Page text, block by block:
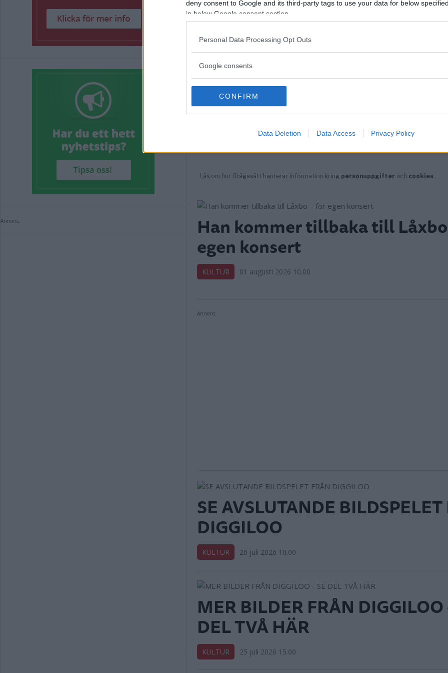
deny consent to Google and its third-party tags to use your data for below
in below Google consent section.
Personal Data Processing Opt Outs
Google consents
CONFIRM
Data Deletion Data Access Privacy Policy
Annons: Han kommer tillbaka till
egen konsert
KULTUR 01 augusti 2026 10.00
Annons:
SE AVSLUTANDE
DIGGILOO
KULTUR 26 juli 2026 10.00
MER BILDER FRÅN DIGGILOO
DEL TVÅ HÄR
KULTUR 25 juli 2026 15.00